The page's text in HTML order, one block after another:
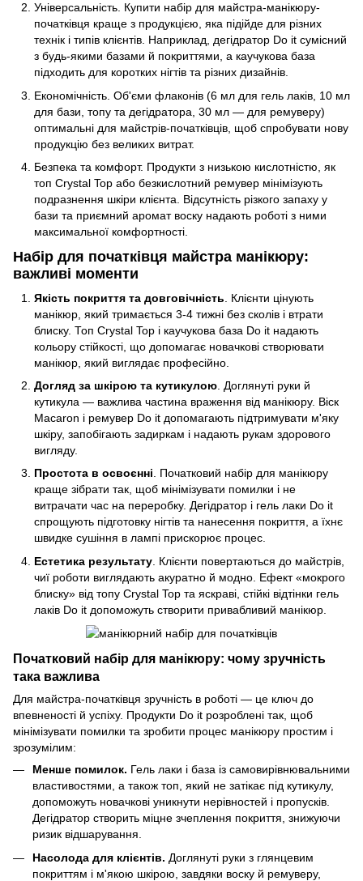
Універсальність. Купити набір для майстра-манікюру-
початківця краще з продукцією, яка підійде для різних
технік і типів клієнтів. Наприклад, дегідратор Do it сумісний
з будь-якими базами й покриттями, а каучукова база
підходить для коротких нігтів та різних дизайнів.
Економічність. Об'єми флаконів (6 мл для гель лаків, 10 мл
для бази, топу та дегідратора, 30 мл — для ремуверу)
оптимальні для майстрів-початківців, щоб спробувати нову
продукцію без великих витрат.
Безпека та комфорт. Продукти з низькою кислотністю, як
топ Crystal Top або безкислотний ремувер мінімізують
подразнення шкіри клієнта. Відсутність різкого запаху у
бази та приємний аромат воску надають роботі з ними
максимальної комфортності.
Набір для початківця майстра манікюру:
важливі моменти
Якість покриття та довговічність . Клієнти цінують
манікюр, який тримається 3-4 тижні без сколів і втрати
блиску. Топ Crystal Top і каучукова база Do it надають
кольору стійкості, що допомагає новачкові створювати
манікюр, який виглядає професійно.
Догляд за шкірою та кутикулою . Доглянуті руки й
кутикула — важлива частина враження від манікюру. Віск
Macaron і ремувер Do it допомагають підтримувати м'яку
шкіру, запобігають задиркам і надають рукам здорового
вигляду.
Простота в освоєнні. Початковий набір для манікюру
краще зібрати так, щоб мінімізувати помилки і не
витрачати час на переробку. Дегідратор і гель лаки Do it
спрощують підготовку нігтів та нанесення покриття, а їхнє
швидке сушіння в лампі прискорює процес.
Естетика результату . Клієнти повертаються до майстрів,
чиї роботи виглядають акуратно й модно. Ефект «мокрого
блиску» від топу Crystal Top та яскраві, стійкі відтінки гель
лаків Do it допоможуть створити привабливий манікюр.
Початковий набір для манікюру: чому зручність
така важлива
Для майстра-початківця зручність в роботі — це ключ до
впевненості й успіху. Продукти Do it розроблені так, щоб
мінімізувати помилки та зробити процес манікюру простим і
зрозумілим:
Менше помилок. Гель лаки і база із самовирівнювальними
властивостями, а також топ, який не затікає під кутикулу,
допоможуть новачкові уникнути нерівностей і пропусків.
Дегідратор створить міцне зчеплення покриття, знижуючи
ризик відшарування.
Насолода для клієнтів. Доглянуті руки з глянцевим
покриттям і м'якою шкірою, завдяки воску й ремуверу,